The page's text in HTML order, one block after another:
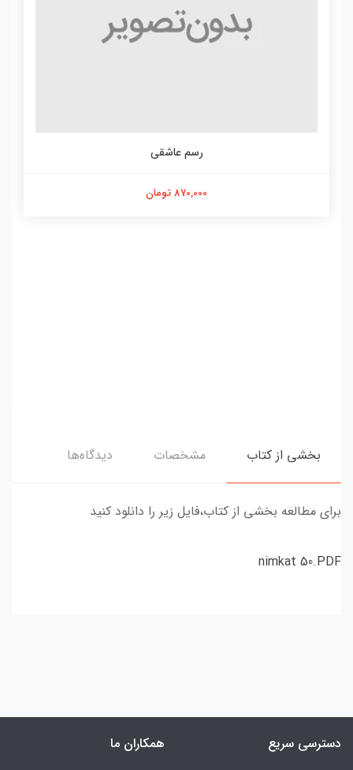
رسم عاشقی
870,000 تومان
بخشی از کتاب مشخصات دیدگاه‌ها
برای مطالعه بخشی از کتاب،فایل زیر را دانلود کنید
nimkat 50.PDF
دسترسی سریع همکاران ما